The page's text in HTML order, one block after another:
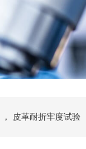
， 皮革耐折牢度试验